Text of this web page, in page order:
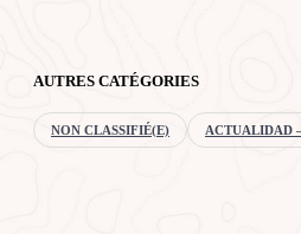
AUTRES CATÉGORIES
NON CLASSIFIÉ(E) ACTUALIDAD